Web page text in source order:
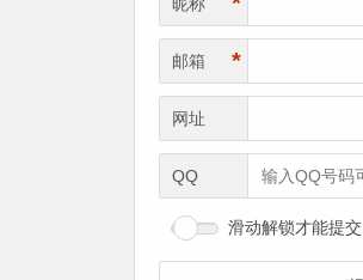
邮箱 *
网址
QQ
滑动解锁才能提交